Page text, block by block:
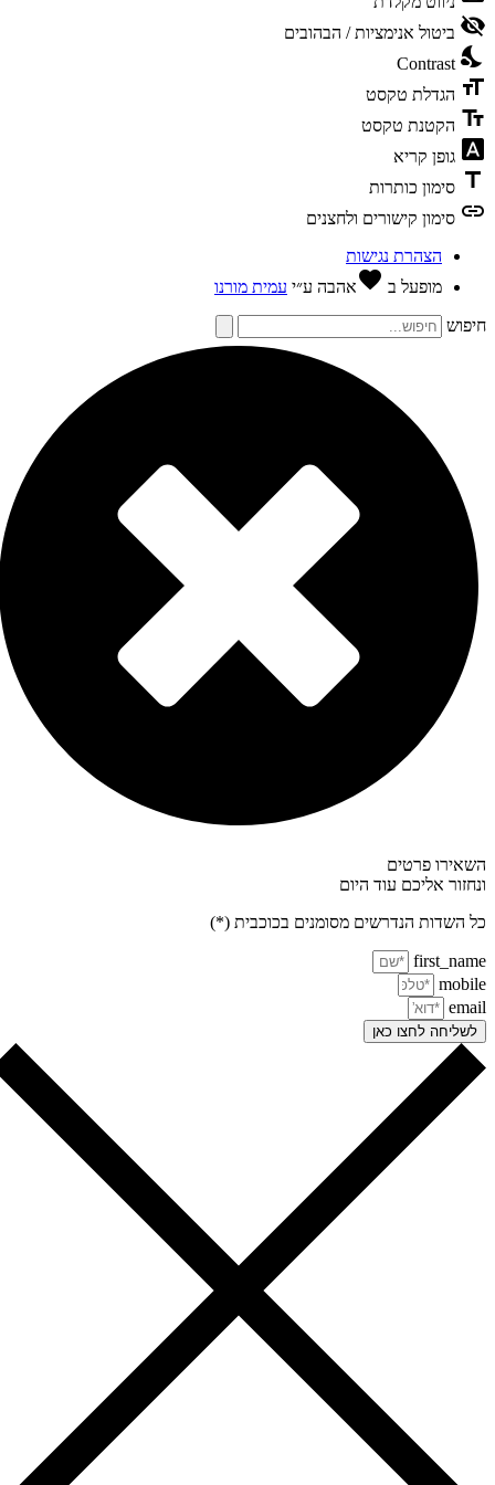
ביטול אנימציות / הבהובים
Contrast
הגדלת טקסט
הקטנת טקסט
גופן קריא
סימון כותרות
סימון קישורים ולחצנים
הצהרת נגישות
מופעל בfavoriteאהבהע״יעמית מורנו
פרטים
אליכם עוד היום
השדות הנדרשים מסומנים בכוכבית (*)
לשליחה לחצו כאן